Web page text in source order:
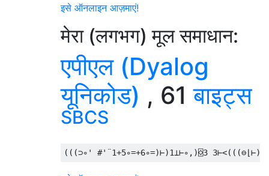
इसे ऑनलाइन आज़माएं!
मेरा (लगभग) मूल समाधान:
एपीएल (Dyalog
यूनिकोड) , 61बाइट्स
SBCS
(((⊃∘ ' #' ¨1+5∘=+6∘=)⊢)1⊥⊢∘,)⌺3 3